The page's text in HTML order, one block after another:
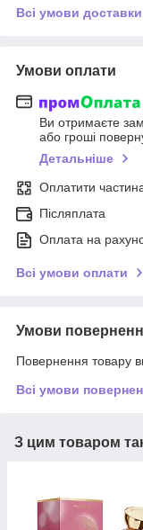
Всі умови доставки
Умови оплати
Ви отримаєте
або гроші
Детальніше
Оплатити
Післяплата
Оплата на
Всі умови оплати
Умови
Повернення товару
Всі умови
З цим товаром